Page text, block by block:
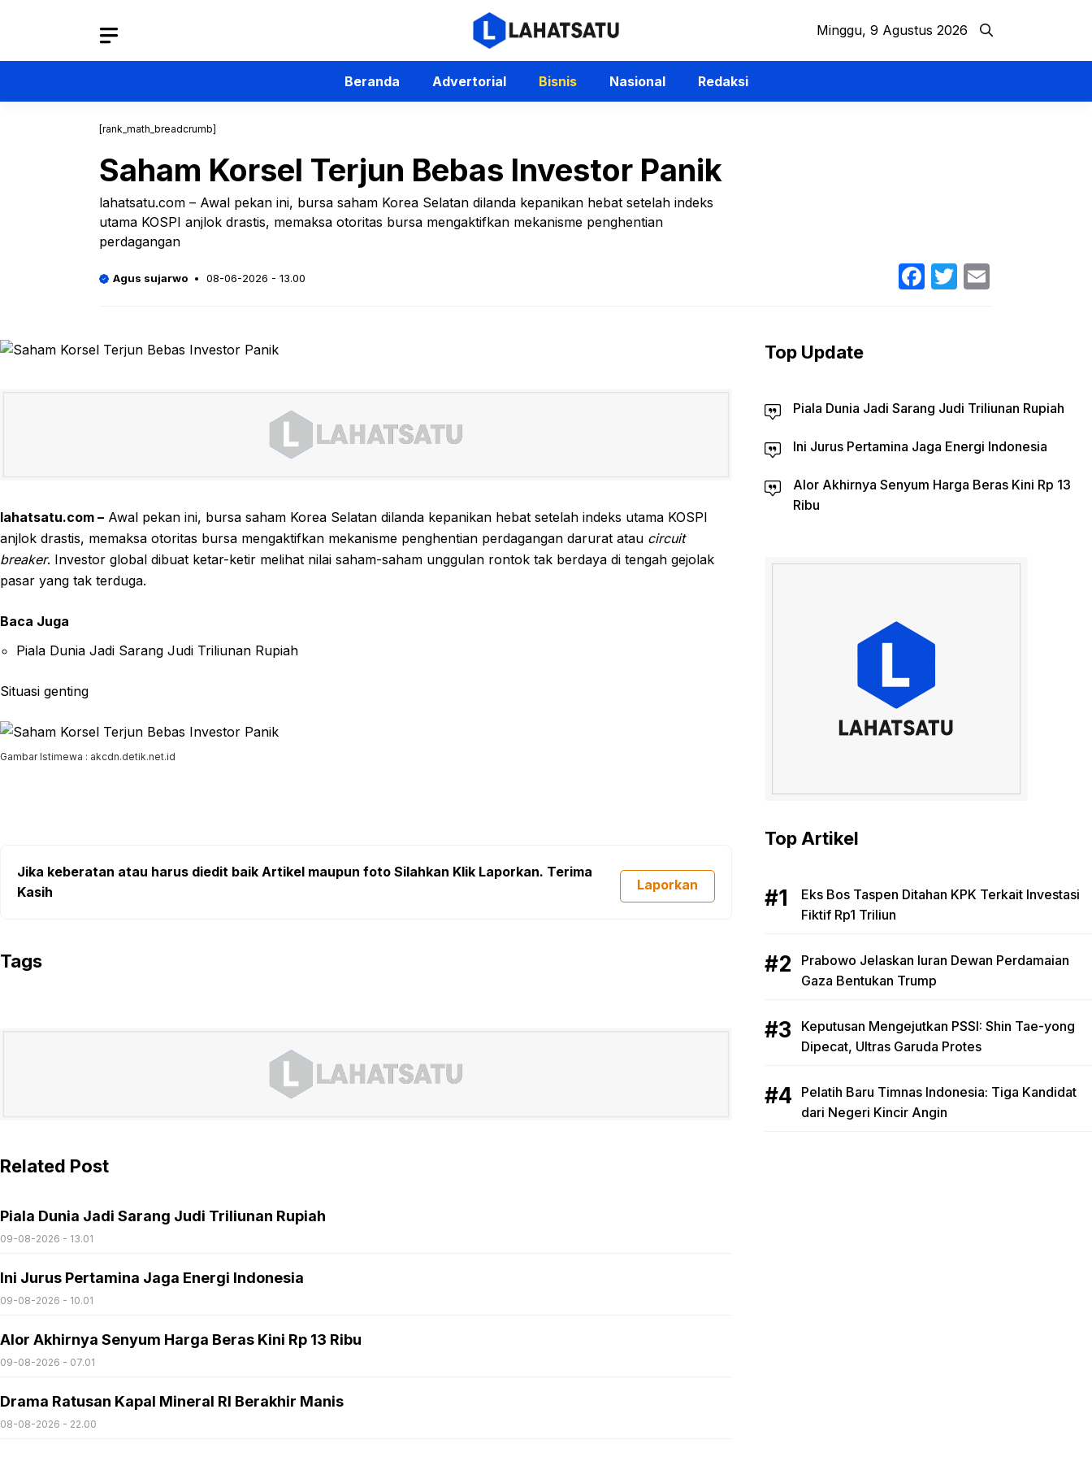
Minggu, 9 Agustus 2026
Beranda Advertorial Bisnis Nasional Redaksi
[rank_math_breadcrumb]
Saham Korsel Terjun Bebas Investor Panik
lahatsatu.com – Awal pekan ini, bursa saham Korea Selatan dilanda kepanikan hebat setelah indeks
utama KOSPI anjlok drastis, memaksa otoritas bursa mengaktifkan mekanisme penghentian
perdagangan
Agus sujarwo 08-06-2026 - 13.00 Facebook
Twitter
lahatsatu.com – Awal pekan ini, bursa saham Korea Selatan dilanda kepanikan hebat setelah indeks utama KOSPI
anjlok drastis, memaksa otoritas bursa mengaktifkan mekanisme penghentian perdagangan darurat atau circuit
breaker. Investor global dibuat ketar-ketir melihat nilai saham-saham unggulan rontok tak berdaya di tengah gejolak
pasar yang tak terduga.
Baca Juga
Piala Dunia Jadi Sarang Judi Triliunan Rupiah
Situasi genting
Gambar Istimewa : akcdn.detik.net.id
Jika keberatan atau harus diedit baik Artikel maupun foto Silahkan Klik Laporkan. Terima
Kasih
Laporkan
Tags
Related Post
Piala Dunia Jadi Sarang Judi Triliunan Rupiah
09-08-2026 - 13.01
Ini Jurus Pertamina Jaga Energi Indonesia
09-08-2026 - 10.01
Alor Akhirnya Senyum Harga Beras Kini Rp 13 Ribu
09-08-2026 - 07.01
Drama Ratusan Kapal Mineral RI Berakhir Manis
08-08-2026 - 22.00
Top Update
Piala Dunia Jadi Sarang Judi Triliunan Rupiah
Ini Jurus Pertamina Jaga Energi Indonesia
Alor Akhirnya Senyum Harga Beras Kini Rp 13
Ribu
Top Artikel
Eks Bos Taspen Ditahan KPK Terkait Investasi
Fiktif Rp1 Triliun
Prabowo Jelaskan Iuran Dewan Perdamaian
Gaza Bentukan Trump
Keputusan Mengejutkan PSSI: Shin Tae-yong
Dipecat, Ultras Garuda Protes
Pelatih Baru Timnas Indonesia: Tiga Kandidat
dari Negeri Kincir Angin